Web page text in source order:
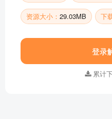
资源大小： 29.03MB 下
登录
累计